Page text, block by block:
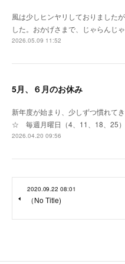
風は少しヒンヤリしておりました
した。おかげさまで、じゃらんじ
2026.05.09 11:52
5月、６月のお休み
新年度が始まり、少しずつ慣れて
☆ 毎週月曜日（4、11、18、25
2026.04.20 09:56
2020.09.22 08:01
（No Title)